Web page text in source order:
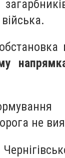
не